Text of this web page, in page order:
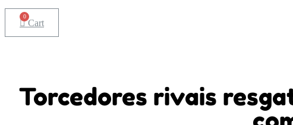
Cart
Torcedores rivais